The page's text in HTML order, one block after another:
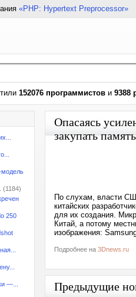
«PHP: Hypertext Preprocessor»
152076 программистов и 9388
модель
(1184)
250
—...
Опасаясь
закупать
По слухам, власти
китайских
для их создания.
Китай, а потому
изображения:
Подробнее на 3Dnews.ru
Предыдущие